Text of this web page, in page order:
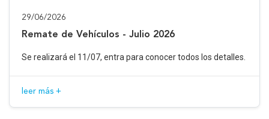
29/06/2026
Remate de Vehículos - Julio 2026
Se realizará el 11/07, entra para conocer todos los detalles.
leer más +